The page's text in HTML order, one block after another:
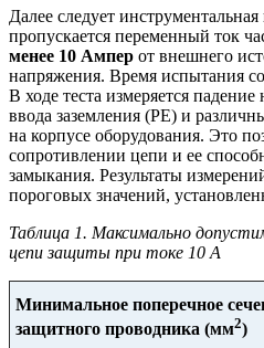
Далее следует
пропускается переменный ток
менее 10 Ампер от внешнего
напряжения. Время испытания
В ходе теста измеряется
ввода заземления (PE) и
на корпусе оборудования. Это
сопротивлении цепи и ее
замыкания. Результаты
пороговых значений,
Таблица 1. Максимально
цепи защиты при токе 10 А
Минимальное поперечное
защитного проводника (мм2)